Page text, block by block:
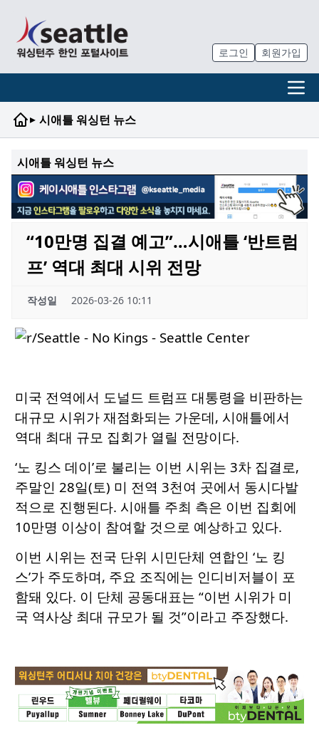
로그인 회원가입
▸ 시애틀 워싱턴 뉴스
시애틀 워싱턴 뉴스
“10만명 집결 예고”…시애틀 ‘반트럼
프’ 역대 최대 시위 전망
작성일 2026-03-26 10:11
미국 전역에서 도널드 트럼프 대통령을 비판하는
대규모 시위가 재점화되는 가운데, 시애틀에서
역대 최대 규모 집회가 열릴 전망이다.
‘노 킹스 데이’로 불리는 이번 시위는 3차 집결로,
주말인 28일(토) 미 전역 3천여 곳에서 동시다발
적으로 진행된다. 시애틀 주최 측은 이번 집회에
10만명 이상이 참여할 것으로 예상하고 있다.
이번 시위는 전국 단위 시민단체 연합인 ‘노 킹
스’가 주도하며, 주요 조직에는 인디비저블이 포
함돼 있다. 이 단체 공동대표는 “이번 시위가 미
국 역사상 최대 규모가 될 것”이라고 주장했다.